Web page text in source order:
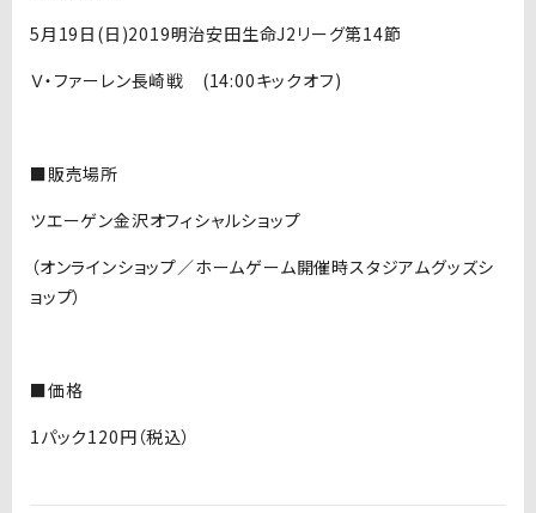
5月19日(日)2019明治安田生命J2リーグ第14節
Ｖ・ファーレン長崎戦 (14:00キックオフ)
■販売場所
ツエーゲン金沢オフィシャルショップ
（オンラインショップ／ホームゲーム開催時スタジアムグッズシ
ョップ）
■価格
1パック120円（税込）